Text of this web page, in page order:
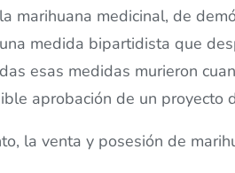
marihuana medicinal, de
medida bipartidista que
esas medidas murieron
aprobación de un
la venta y posesión de